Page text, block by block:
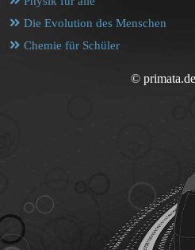
Die Evolution des Menschen
Chemie für Schüler
©